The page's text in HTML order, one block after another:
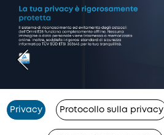
Privacy Protocollo sulla privacy